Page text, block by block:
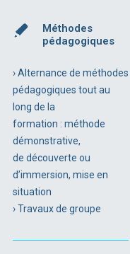
Méthodes
pédagogiques
› Alternance de méthodes
pédagogiques tout au
long de la
formation : méthode
démonstrative,
de découverte ou
d’immersion, mise en
situation
› Travaux de groupe